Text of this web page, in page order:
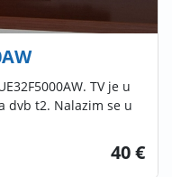
TV je u
dvb t2. Nalazim se u
40 €